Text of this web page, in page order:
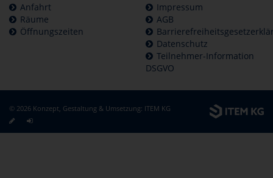
Anfahrt
Räume
Öffnungszeiten
Impressum
AGB
Datenschutz
Teilnehmer-Information
DSGVO
© 2026 Konzept, Gestaltung & Umsetzung: ITEM KG